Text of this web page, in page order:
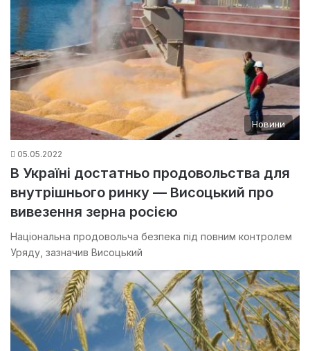
Новини
05.05.2022
В Україні достатньо продовольства для
внутрішнього ринку — Висоцький про
вивезення зерна росією
Національна продовольча безпека під повним контролем
Уряду, зазначив Висоцький